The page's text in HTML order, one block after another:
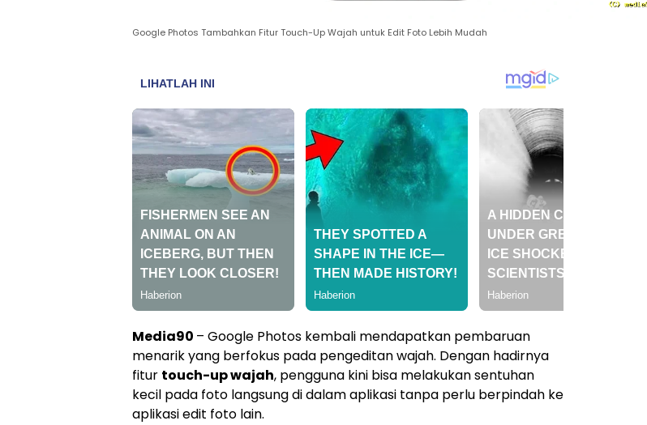
Google Photos Tambahkan Fitur Touch-Up Wajah untuk Edit Foto Lebih Mudah
Media90 – Google Photos kembali mendapatkan pembaruan
menarik yang berfokus pada pengeditan wajah. Dengan hadirnya
fitur touch-up wajah, pengguna kini bisa melakukan sentuhan
kecil pada foto langsung di dalam aplikasi tanpa perlu berpindah ke
aplikasi edit foto lain.